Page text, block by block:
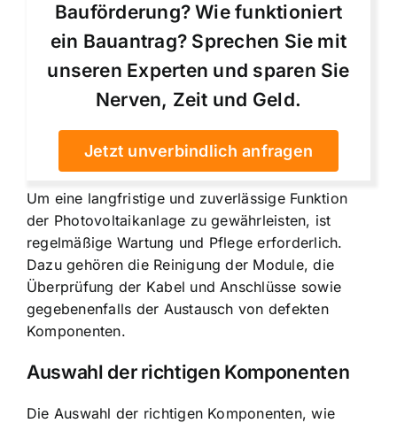
Bauförderung? Wie funktioniert
ein Bauantrag? Sprechen Sie mit
unseren Experten und sparen Sie
Nerven, Zeit und Geld.
Jetzt unverbindlich anfragen
Um eine langfristige und zuverlässige Funktion
der Photovoltaikanlage zu gewährleisten, ist
regelmäßige Wartung und Pflege erforderlich.
Dazu gehören die Reinigung der Module, die
Überprüfung der Kabel und Anschlüsse sowie
gegebenenfalls der Austausch von defekten
Komponenten.
Auswahl der richtigen Komponenten
Die Auswahl der richtigen Komponenten, wie